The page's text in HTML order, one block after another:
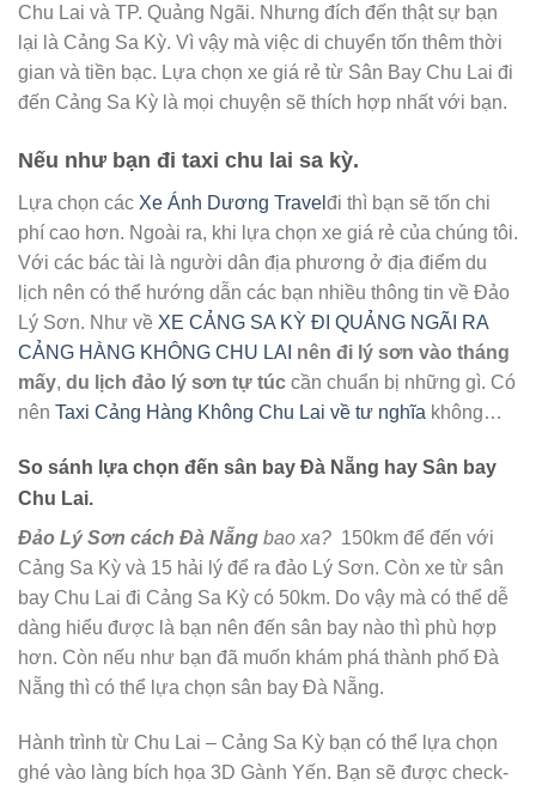
Chu Lai và TP. Quảng Ngãi. Nhưng đích đến thật sự bạn
lại là Cảng Sa Kỳ. Vì vậy mà việc di chuyển tốn thêm thời
gian và tiền bạc. Lựa chọn xe giá rẻ từ Sân Bay Chu Lai đi
đến Cảng Sa Kỳ là mọi chuyện sẽ thích hợp nhất với bạn.
Nếu như bạn đi taxi chu lai sa kỳ.
Lựa chọn các Xe Ánh Dương Travel đi thì bạn sẽ tốn chi
phí cao hơn. Ngoài ra, khi lựa chọn xe giá rẻ của chúng tôi.
Với các bác tài là người dân địa phương ở địa điểm du
lịch nên có thể hướng dẫn các bạn nhiều thông tin về Đảo
Lý Sơn. Như về XE CẢNG SA KỲ ĐI QUẢNG NGÃI RA
CẢNG HÀNG KHÔNG CHU LAI nên đi lý sơn vào tháng
mấy, du lịch đảo lý sơn tự túc cần chuẩn bị những gì. Có
nên Taxi Cảng Hàng Không Chu Lai về tư nghĩa không…
So sánh lựa chọn đến sân bay Đà Nẵng hay Sân bay
Chu Lai.
Đảo Lý Sơn cách Đà Nẵng bao xa? 150km để đến với
Cảng Sa Kỳ và 15 hải lý để ra đảo Lý Sơn. Còn xe từ sân
bay Chu Lai đi Cảng Sa Kỳ có 50km. Do vậy mà có thể dễ
dàng hiểu được là bạn nên đến sân bay nào thì phù hợp
hơn. Còn nếu như bạn đã muốn khám phá thành phố Đà
Nẵng thì có thể lựa chọn sân bay Đà Nẵng.
Hành trình từ Chu Lai – Cảng Sa Kỳ bạn có thể lựa chọn
ghé vào làng bích họa 3D Gành Yến. Bạn sẽ được check-